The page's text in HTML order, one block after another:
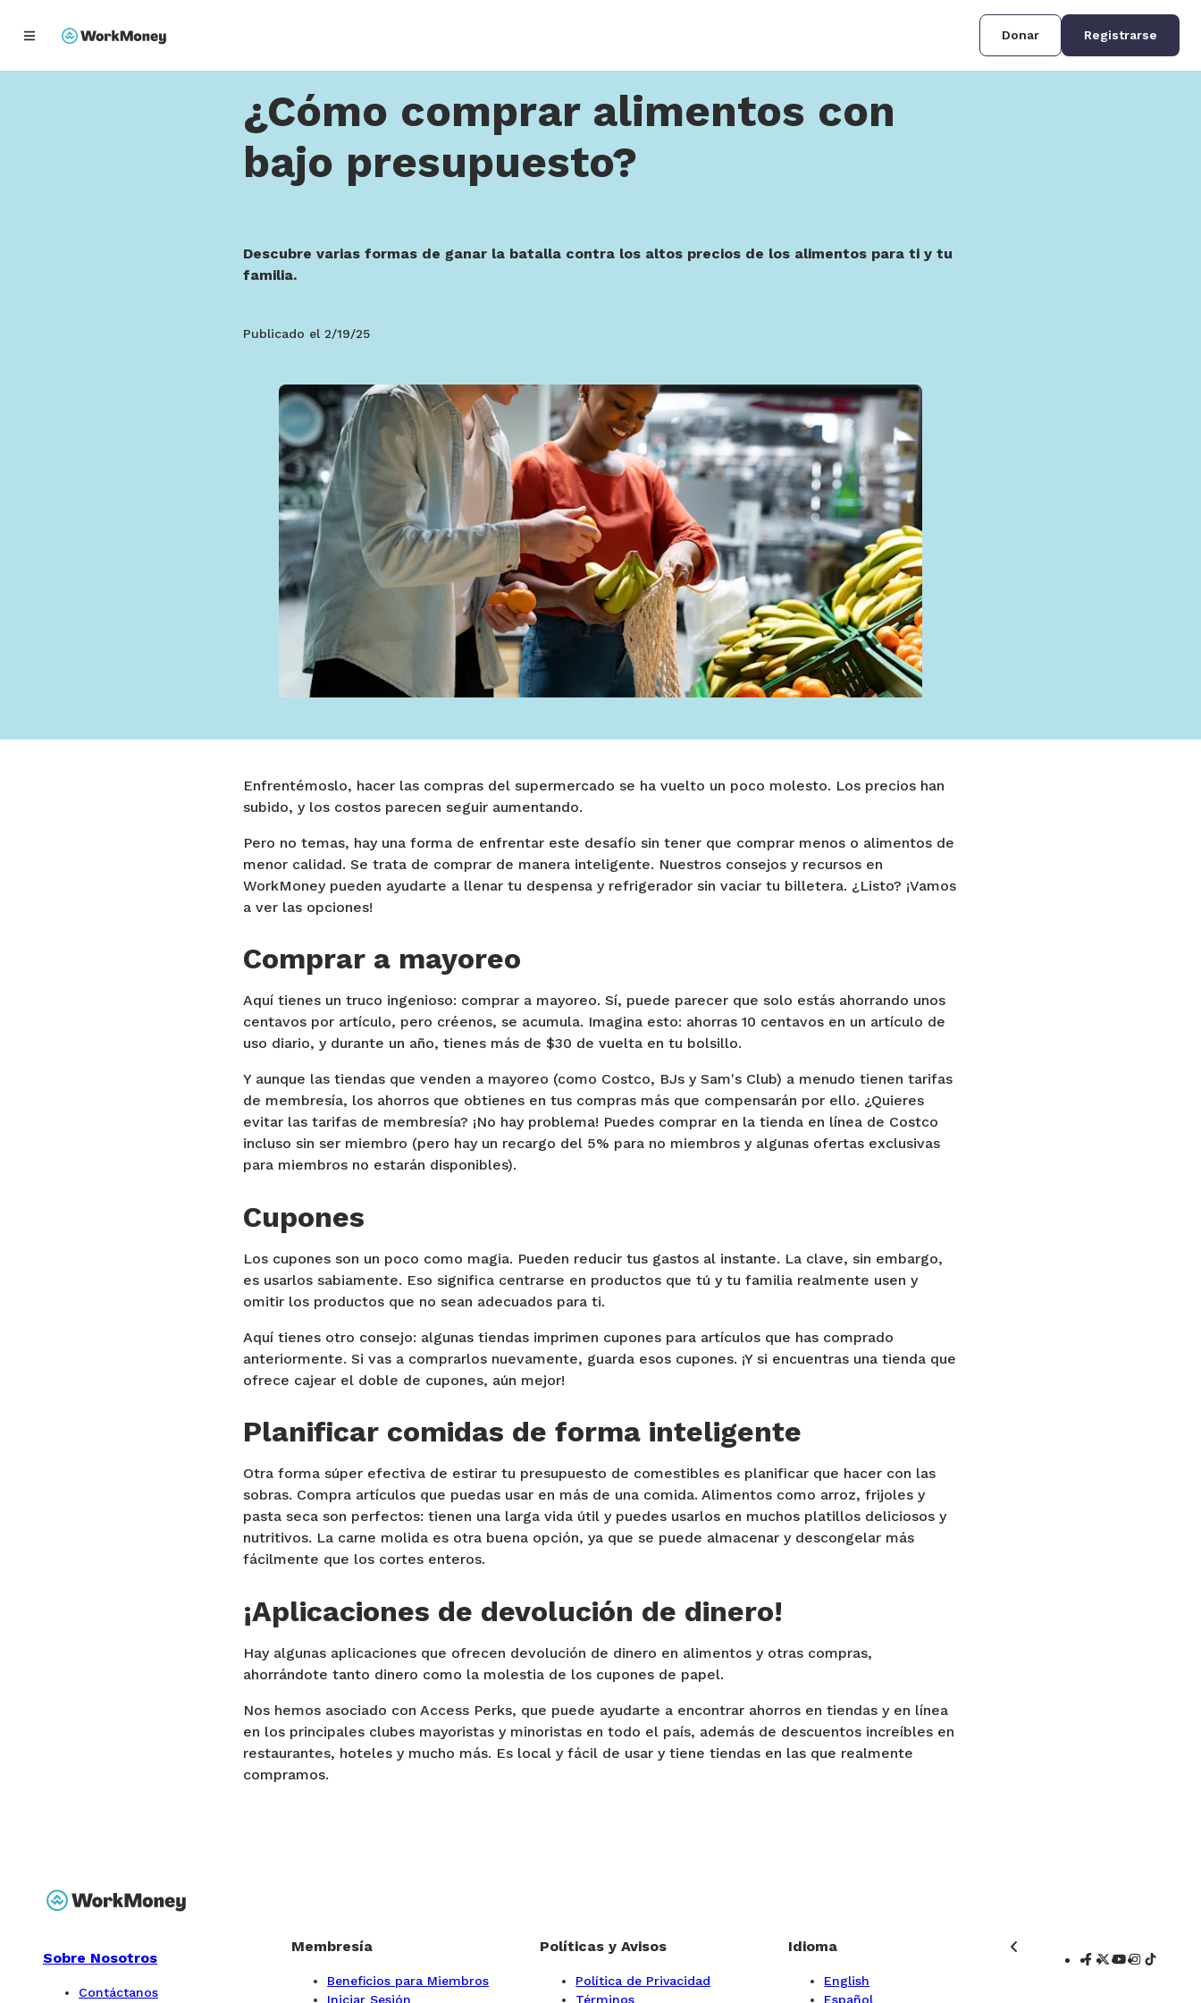
principal Donar Registrarse
¿Cómo comprar alimentos con
bajo presupuesto?
Descubre varias formas de ganar la batalla contra los altos precios de los alimentos para ti y tu
familia.
Publicado el 2/19/25
Enfrentémoslo, hacer las compras del supermercado se ha vuelto un poco molesto. Los precios han
subido, y los costos parecen seguir aumentando.
Pero no temas, hay una forma de enfrentar este desafío sin tener que comprar menos o alimentos de
menor calidad. Se trata de comprar de manera inteligente. Nuestros consejos y recursos en
WorkMoney pueden ayudarte a llenar tu despensa y refrigerador sin vaciar tu billetera. ¿Listo? ¡Vamos
a ver las opciones!
Comprar a mayoreo
Aquí tienes un truco ingenioso: comprar a mayoreo. Sí, puede parecer que solo estás ahorrando unos
centavos por artículo, pero créenos, se acumula. Imagina esto: ahorras 10 centavos en un artículo de
uso diario, y durante un año, tienes más de $30 de vuelta en tu bolsillo.
Y aunque las tiendas que venden a mayoreo (como Costco, BJs y Sam's Club) a menudo tienen tarifas
de membresía, los ahorros que obtienes en tus compras más que compensarán por ello. ¿Quieres
evitar las tarifas de membresía? ¡No hay problema! Puedes comprar en la tienda en línea de Costco
incluso sin ser miembro (pero hay un recargo del 5% para no miembros y algunas ofertas exclusivas
para miembros no estarán disponibles).
Cupones
Los cupones son un poco como magia. Pueden reducir tus gastos al instante. La clave, sin embargo,
es usarlos sabiamente. Eso significa centrarse en productos que tú y tu familia realmente usen y
omitir los productos que no sean adecuados para ti.
Aquí tienes otro consejo: algunas tiendas imprimen cupones para artículos que has comprado
anteriormente. Si vas a comprarlos nuevamente, guarda esos cupones. ¡Y si encuentras una tienda que
ofrece cajear el doble de cupones, aún mejor!
Planificar comidas de forma inteligente
Otra forma súper efectiva de estirar tu presupuesto de comestibles es planificar que hacer con las
sobras. Compra artículos que puedas usar en más de una comida. Alimentos como arroz, frijoles y
pasta seca son perfectos: tienen una larga vida útil y puedes usarlos en muchos platillos deliciosos y
nutritivos. La carne molida es otra buena opción, ya que se puede almacenar y descongelar más
fácilmente que los cortes enteros.
¡Aplicaciones de devolución de dinero!
Hay algunas aplicaciones que ofrecen devolución de dinero en alimentos y otras compras,
ahorrándote tanto dinero como la molestia de los cupones de papel.
Nos hemos asociado con Access Perks, que puede ayudarte a encontrar ahorros en tiendas y en línea
en los principales clubes mayoristas y minoristas en todo el país, además de descuentos increíbles en
restaurantes, hoteles y mucho más. Es local y fácil de usar y tiene tiendas en las que realmente
compramos.
Sobre Nosotros
Contáctanos
Membresía
Beneficios para Miembros
Iniciar Sesión
Políticas y Avisos
Política de Privacidad
Términos
Idioma
English
Español